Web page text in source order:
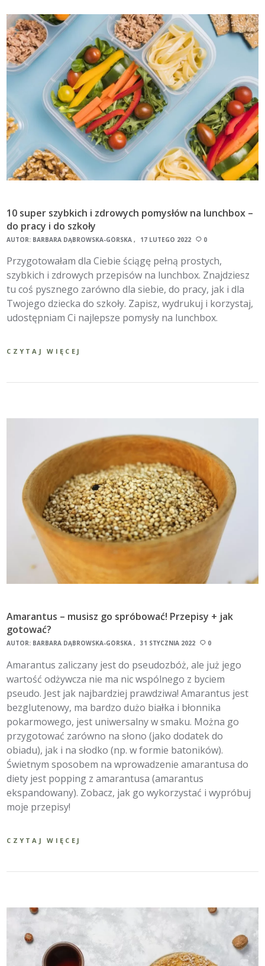
10 super szybkich i zdrowych pomysłów na lunchbox –
do pracy i do szkoły
AUTOR: BARBARA DĄBROWSKA-GÓRSKA 17 LUTEGO 2022 0
Przygotowałam dla Ciebie ściągę pełną prostych,
szybkich i zdrowych przepisów na lunchbox. Znajdziesz
tu coś pysznego zarówno dla siebie, do pracy, jak i dla
Twojego dziecka do szkoły. Zapisz, wydrukuj i korzystaj,
udostępniam Ci najlepsze pomysły na lunchbox.
CZYTAJ WIĘCEJ
Amarantus – musisz go spróbować! Przepisy + jak
gotować?
AUTOR: BARBARA DĄBROWSKA-GÓRSKA 31 STYCZNIA 2022 0
Amarantus zaliczany jest do pseudozbóż, ale już jego
wartość odżywcza nie ma nic wspólnego z byciem
pseudo. Jest jak najbardziej prawdziwa! Amarantus jest
bezglutenowy, ma bardzo dużo białka i błonnika
pokarmowego, jest uniwersalny w smaku. Można go
przygotować zarówno na słono (jako dodatek do
obiadu), jak i na słodko (np. w formie batoników).
Świetnym sposobem na wprowadzenie amarantusa do
diety jest popping z amarantusa (amarantus
ekspandowany). Zobacz, jak go wykorzystać i wypróbuj
moje przepisy!
CZYTAJ WIĘCEJ